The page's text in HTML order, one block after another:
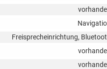
Freisprecheinrichtung,